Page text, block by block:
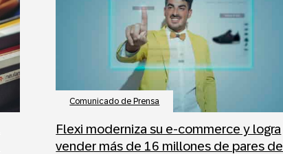
Comunicado de Prensa
Flexi moderniza su e-commerce y logra
vender más de 16 millones de pares de